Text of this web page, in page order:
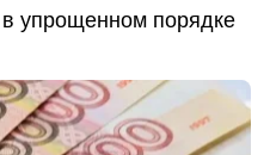
в упрощенном порядке